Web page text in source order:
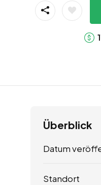
Überblick
Datum
Standort